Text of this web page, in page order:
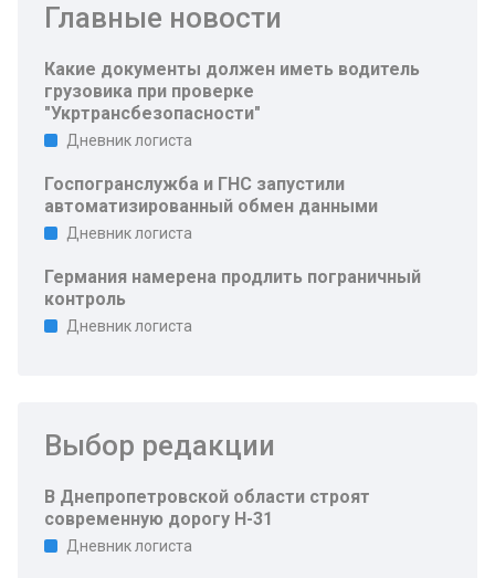
Главные новости
Какие документы должен иметь водитель
грузовика при проверке
"Укртрансбезопасности"
Дневник логиста
Госпогранслужба и ГНС запустили
автоматизированный обмен данными
Дневник логиста
Германия намерена продлить пограничный
контроль
Дневник логиста
Выбор редакции
В Днепропетровской области строят
современную дорогу Н-31
Дневник логиста